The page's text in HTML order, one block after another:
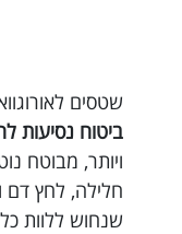
שטסים
ביטוח נסיעות
ויותר, מבוטח
שנחוש ללוות